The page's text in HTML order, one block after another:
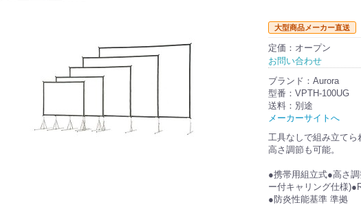
大型商品メーカー直送
定価：オープン
お問い合わせ
ブランド：Aurora
型番：VPTH-100UG
送料：別途
メーカーサイトへ
工具なしで組み立てら
高さ調節も可能。
●携帯用組立式●高さ
ー付キャリング仕様
●防炎性能基準 準拠